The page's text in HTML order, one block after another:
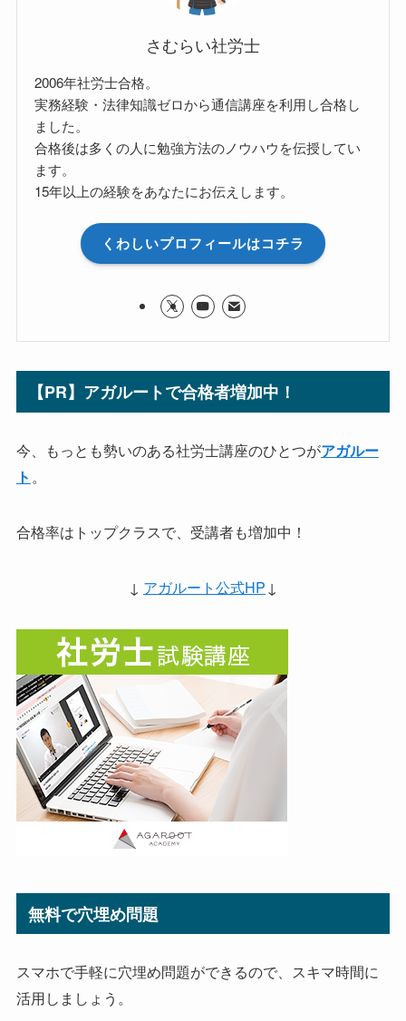
さむらい社労士
2006年社労士合格。
実務経験・法律知識ゼロから通信講座を利用し合格し
ました。
合格後は多くの人に勉強方法のノウハウを伝授してい
ます。
15年以上の経験をあなたにお伝えします。
くわしいプロフィールはコチラ
【PR】アガルートで合格者増加中！
今、もっとも勢いのある社労士講座のひとつがアガルー
ト 。
合格率はトップクラスで、受講者も増加中！
↓ アガルート公式HP↓
無料で穴埋め問題
スマホで手軽に穴埋め問題ができるので、スキマ時間に
活用しましょう。